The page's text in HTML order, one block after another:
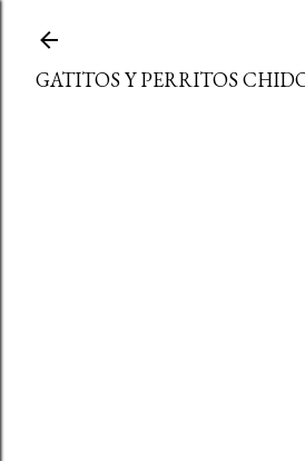
GATITOS Y PERRITOS